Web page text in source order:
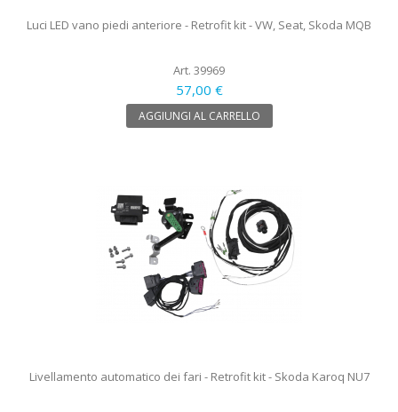
Luci LED vano piedi anteriore - Retrofit kit - VW, Seat, Skoda MQB
Art. 39969
57,00 €
AGGIUNGI AL CARRELLO
Livellamento automatico dei fari - Retrofit kit - Skoda Karoq NU7